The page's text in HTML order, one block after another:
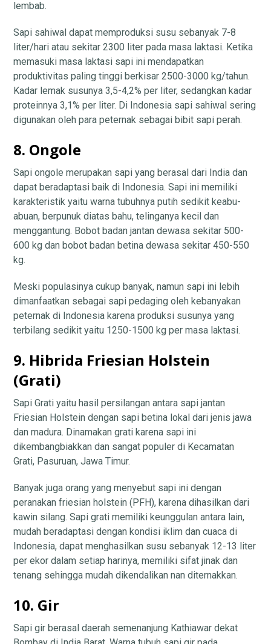
lembab.
Sapi sahiwal dapat memproduksi susu sebanyak 7-8
liter/hari atau sekitar 2300 liter pada masa laktasi. Ketika
memasuki masa laktasi sapi ini mendapatkan
produktivitas paling tinggi berkisar 2500-3000 kg/tahun.
Kadar lemak susunya 3,5-4,2% per liter, sedangkan kadar
proteinnya 3,1% per liter. Di Indonesia sapi sahiwal sering
digunakan oleh para peternak sebagai bibit sapi perah.
8. Ongole
Sapi ongole merupakan sapi yang berasal dari India dan
dapat beradaptasi baik di Indonesia. Sapi ini memiliki
karakteristik yaitu warna tubuhnya putih sedikit keabu-
abuan, berpunuk diatas bahu, telinganya kecil dan
menggantung. Bobot badan jantan dewasa sekitar 500-
600 kg dan bobot badan betina dewasa sekitar 450-550
kg.
Meski populasinya cukup banyak, namun sapi ini lebih
dimanfaatkan sebagai sapi pedaging oleh kebanyakan
peternak di Indonesia karena produksi susunya yang
terbilang sedikit yaitu 1250-1500 kg per masa laktasi.
9. Hibrida Friesian Holstein
(Grati)
Sapi Grati yaitu hasil persilangan antara sapi jantan
Friesian Holstein dengan sapi betina lokal dari jenis jawa
dan madura. Dinamakan grati karena sapi ini
dikembangbiakkan dan sangat populer di Kecamatan
Grati, Pasuruan, Jawa Timur.
Banyak juga orang yang menyebut sapi ini dengan
peranakan friesian holstein (PFH), karena dihasilkan dari
kawin silang. Sapi grati memiliki keunggulan antara lain,
mudah beradaptasi dengan kondisi iklim dan cuaca di
Indonesia, dapat menghasilkan susu sebanyak 12-13 liter
per ekor dalam setiap harinya, memiliki sifat jinak dan
tenang sehingga mudah dikendalikan nan diternakkan.
10. Gir
Sapi gir berasal daerah semenanjung Kathiawar dekat